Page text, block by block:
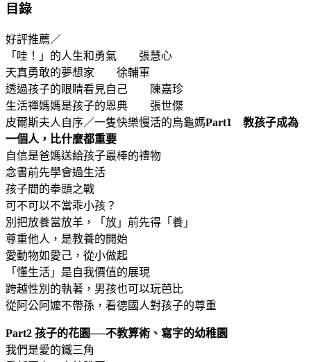
目錄
好評推薦／
「哇！」的人生和勇氣 張慧心
天真勇敢的夢想家 徐輔軍
透過孩子的眼睛看見自己 陳嘉珍
生活禪媽媽是孩子的恩典 張世傑
皮爾斯夫人自序／一隻快樂慢活的烏龜媽Part1 教孩子成為
一個人，比什麼都重要
自信是爸媽送給孩子最棒的禮物
念書前先學會過生活
孩子間的拳頭之戰
可不可以不當乖小孩？
別把放養當放羊，「放」前先得「養」
尊重他人，是教養的開始
愛動物如愛己，從小做起
「懂生活」是自我價值的展現
跨越性別的執著，男孩也可以玩芭比
從阿公阿嬤不帶孫，看德國人對孩子的尊重
Part2 孩子的花園──不教算術、寫字的幼稚園
我們是愛的鐵三角